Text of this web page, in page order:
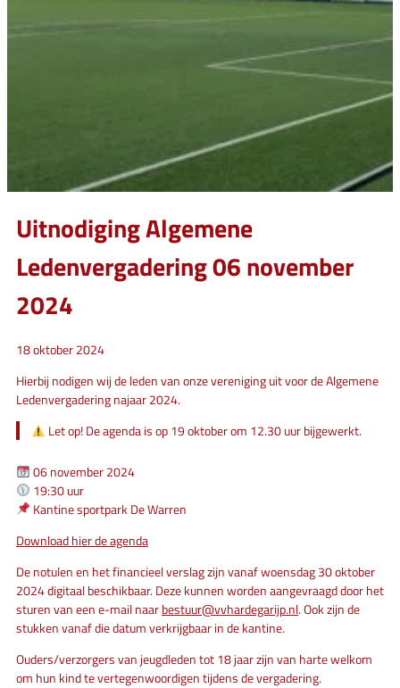
Uitnodiging Algemene
Ledenvergadering 06 november
2024
18 oktober 2024
Hierbij nodigen wij de leden van onze vereniging uit voor de Algemene
Ledenvergadering najaar 2024.
Let op! De agenda is op 19 oktober om 12.30 uur bijgewerkt.
06 november 2024
19:30 uur
Kantine sportpark De Warren
Download hier de agenda
De notulen en het financieel verslag zijn vanaf woensdag 30 oktober
2024 digitaal beschikbaar. Deze kunnen worden aangevraagd door het
sturen van een e-mail naarbestuur@vvhardegarijp.nl. Ook zijn de
stukken vanaf die datum verkrijgbaar in de kantine.
Ouders/verzorgers van jeugdleden tot 18 jaar zijn van harte welkom
om hun kind te vertegenwoordigen tijdens de vergadering.